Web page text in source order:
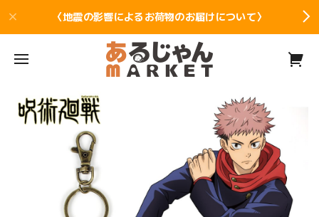
〈地震の影響によるお荷物のお届けについて〉